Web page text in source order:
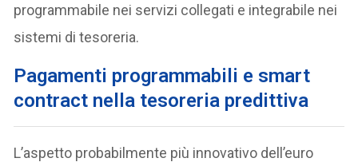
programmabile nei servizi collegati e integrabile nei
sistemi di tesoreria.
Pagamenti programmabili e smart
contract nella tesoreria predittiva
L’aspetto probabilmente più innovativo dell’euro